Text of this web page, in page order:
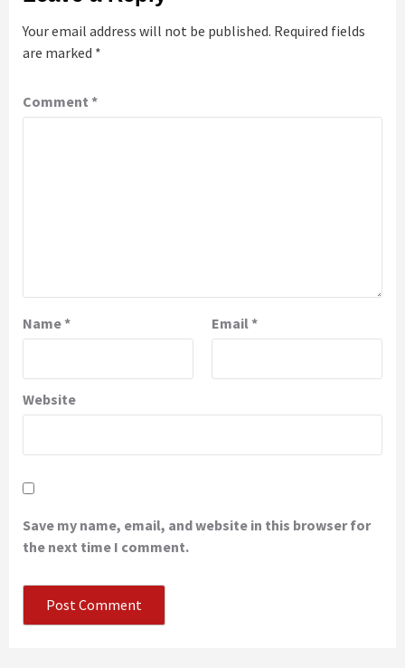
Your email address will not be published. Required fields
are marked *
Comment *
Name* Email *
Website
Save my name, email, and website in this browser for
the next time I comment.